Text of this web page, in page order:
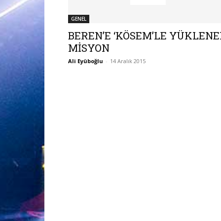
GENEL
BEREN’E ‘KÖSEM’LE
MİSYON
Ali Eyüboğlu - 14 Aralık 2015